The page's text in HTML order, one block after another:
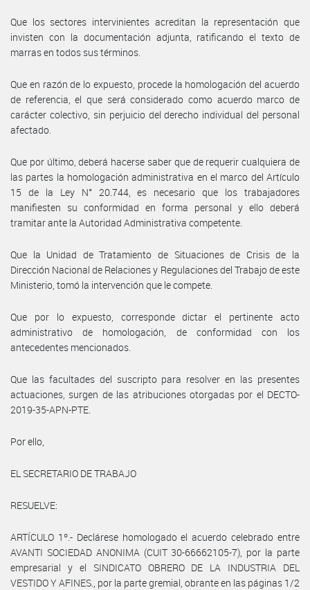
Que los sectores intervinientes acreditan la representación que
invisten con la documentación adjunta, ratificando el texto de
marras en todos sus términos.
Que en razón de lo expuesto, procede la homologación del acuerdo
de referencia, el que será considerado como acuerdo marco de
carácter colectivo, sin perjuicio del derecho individual del personal
afectado.
Que por último, deberá hacerse saber que de requerir cualquiera de
las partes la homologación administrativa en el marco del Artículo
15 de la Ley N° 20.744, es necesario que los trabajadores
manifiesten su conformidad en forma personal y ello deberá
tramitar ante la Autoridad Administrativa competente.
Que la Unidad de Tratamiento de Situaciones de Crisis de la
Dirección Nacional de Relaciones y Regulaciones del Trabajo de este
Ministerio, tomó la intervención que le compete.
Que por lo expuesto, corresponde dictar el pertinente acto
administrativo de homologación, de conformidad con los
antecedentes mencionados.
Que las facultades del suscripto para resolver en las presentes
actuaciones, surgen de las atribuciones otorgadas por el DECTO-
2019-35-APN-PTE.
Por ello,
EL SECRETARIO DE TRABAJO
RESUELVE:
ARTÍCULO 1º.- Declárese homologado el acuerdo celebrado entre
AVANTI SOCIEDAD ANONIMA (CUIT 30-66662105-7), por la parte
empresarial y el SINDICATO OBRERO DE LA INDUSTRIA DEL
VESTIDO Y AFINES., por la parte gremial, obrante en las páginas 1/2